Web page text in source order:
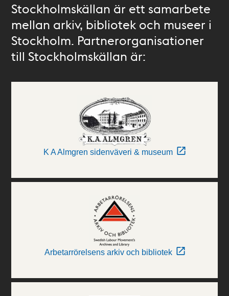
Stockholmskällan är ett samarbete
mellan arkiv, bibliotek och museer i
Stockholm. Partnerorganisationer
till Stockholmskällan är:
K A Almgren sidenväveri & museum
Arbetarrörelsens arkiv och bibliotek